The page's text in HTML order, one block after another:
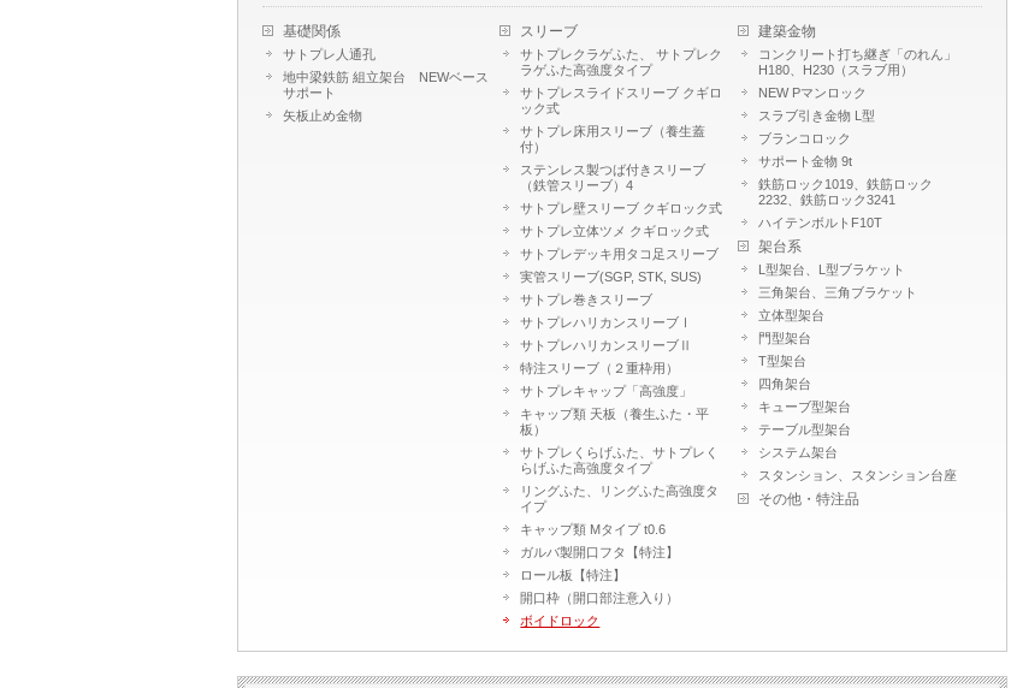
基礎関係
サトプレ人通孔
地中梁鉄筋 組立架台 NEWベース
サポート
矢板止め金物
スリーブ
サトプレクラゲふた、 サトプレク
ラゲふた高強度タイプ
サトプレスライドスリーブ クギロ
ック式
サトプレ床用スリーブ（養生蓋
付）
ステンレス製つば付きスリーブ
（鉄管スリーブ）4
サトプレ壁スリーブ クギロック式
サトプレ立体ツメ クギロック式
サトプレデッキ用タコ足スリーブ
実管スリーブ(SGP, STK, SUS)
サトプレ巻きスリーブ
サトプレハリカンスリーブⅠ
サトプレハリカンスリーブⅡ
特注スリーブ（２重枠用）
サトプレキャップ「高強度」
キャップ類 天板（養生ふた・平
板）
サトプレくらげふた、サトプレく
らげふた高強度タイプ
リングふた、リングふた高強度タ
イプ
キャップ類 Mタイプ t0.6
ガルバ製開口フタ【特注】
ロール板【特注】
開口枠（開口部注意入り）
ボイドロック
建築金物
コンクリート打ち継ぎ「のれん」
H180、H230（スラブ用）
NEW Pマンロック
スラブ引き金物 L型
ブランコロック
サポート金物 9t
鉄筋ロック1019、鉄筋ロック
2232、鉄筋ロック3241
ハイテンボルトF10T
架台系
L型架台、L型ブラケット
三角架台、三角ブラケット
立体型架台
門型架台
T型架台
四角架台
キューブ型架台
テーブル型架台
システム架台
スタンション、スタンション台座
その他・特注品